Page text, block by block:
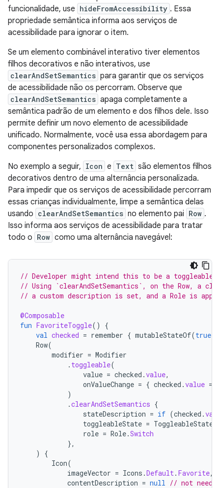
funcionalidade, use hideFromAccessibility . Essa
propriedade semântica informa aos serviços de
acessibilidade para ignorar o item.
Se um elemento combinável interativo tiver elementos
filhos decorativos e não interativos, use
clearAndSetSemantics para garantir que os serviços
de acessibilidade não os percorram. Observe que
clearAndSetSemantics apaga completamente a
semântica padrão de um elemento e dos filhos dele. Isso
permite definir um novo elemento de acessibilidade
unificado. Normalmente, você usa essa abordagem para
componentes personalizados complexos.
No exemplo a seguir, Icon e Text são elementos filhos
decorativos dentro de uma alternância personalizada.
Para impedir que os serviços de acessibilidade percorram
essas crianças individualmente, limpe a semântica delas
usando clearAndSetSemantics no elemento pai Row .
Isso informa aos serviços de acessibilidade para tratar
todo o Row como uma alternância navegável:
// Developer might intend this to be a toggleable.
// Using `clearAndSetSemantics`, on the Row, a
// a custom description is set, and a Role is
@Composable
fun FavoriteToggle()
{
val checked = remember { mutableStateOf(true
Row(
modifier = Modifier
. toggleable(
value = checked .value,
onValueChange = { checked .value =
)
.clearAndSetSemantics {
stateDescription = if (checked .
toggleableState = ToggleableState
role = Role.Switch
},
)
{
Icon(
imageVector = Icons .Default. Favorite,
contentDescription = null // not